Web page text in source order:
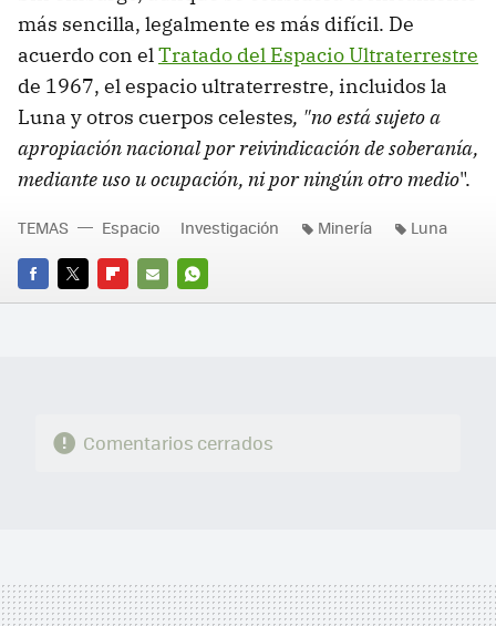
más sencilla, legalmente es más difícil. De
acuerdo con elTratado del Espacio Ultraterrestre
de 1967, el espacio ultraterrestre, incluidos la
Luna y otros cuerpos celestes, "no está sujeto a
apropiación nacional por reivindicación de soberanía,
mediante uso u ocupación, ni por ningún otro medio".
FACEBOOK
TWITTERFLIPBOARD
E-
WHATSAPP
TEMAS Espacio Investigación Minería Luna
Comentarios cerrados